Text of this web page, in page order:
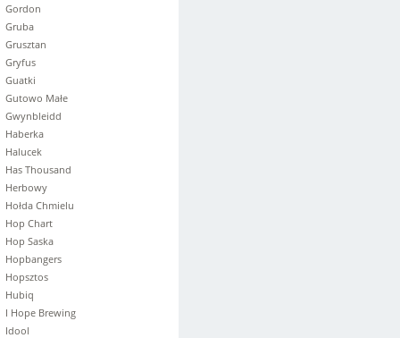
Gordon
Gruba
Grusztan
Gryfus
Guatki
Gutowo Małe
Gwynbleidd
Haberka
Halucek
Has Thousand
Herbowy
Hołda Chmielu
Hop Chart
Hop Saska
Hopbangers
Hopsztos
Hubiq
I Hope Brewing
Idool